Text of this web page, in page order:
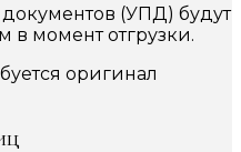
(УПД) будут
в момент отгрузки.
оригинал